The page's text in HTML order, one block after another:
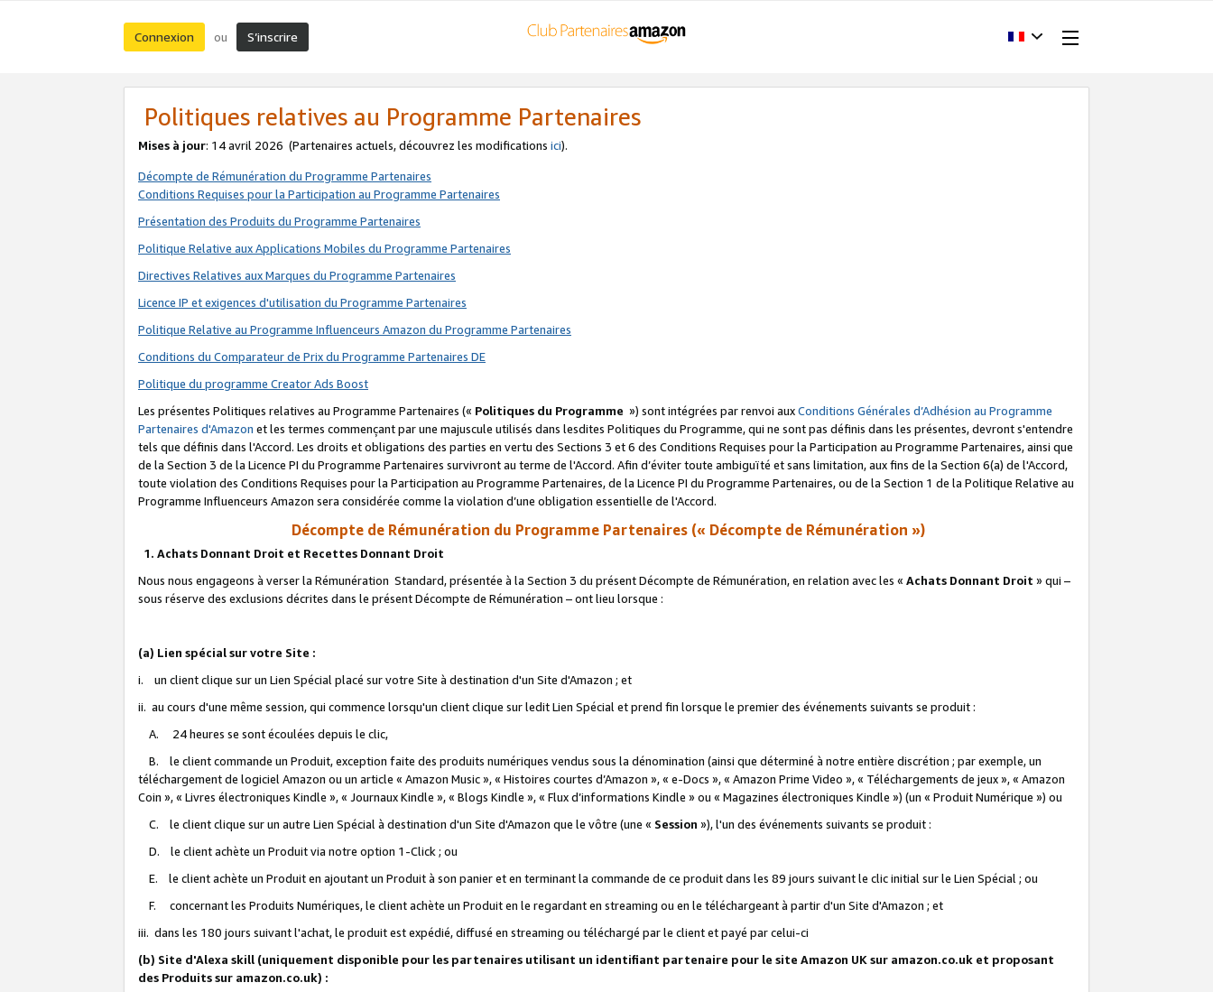
Connexion ou S’inscrire
Politiques relatives au Programme Partenaires
Mises à jour: 14 avril 2026 (Partenaires actuels, découvrez les modifications ici).
Décompte de Rémunération du Programme Partenaires
Conditions Requises pour la Participation au Programme Partenaires
Présentation des Produits du Programme Partenaires
Politique Relative aux Applications Mobiles du Programme Partenaires
Directives Relatives aux Marques du Programme Partenaires
Licence IP et exigences d'utilisation du Programme Partenaires
Politique Relative au Programme Influenceurs Amazon du Programme Partenaires
Conditions du Comparateur de Prix du Programme Partenaires DE
Politique du programme Creator Ads Boost
Les présentes Politiques relatives au Programme Partenaires (« Politiques du Programme ») sont intégrées par renvoi auxConditions Générales d’Adhésion au Programme
Partenaires d'Amazon et les termes commençant par une majuscule utilisés dans lesdites Politiques du Programme, qui ne sont pas définis dans les présentes, devront s'entendre
tels que définis dans l'Accord. Les droits et obligations des parties en vertu des Sections 3 et 6 des Conditions Requises pour la Participation au Programme Partenaires, ainsi que
de la Section 3 de la Licence PI du Programme Partenaires survivront au terme de l'Accord. Afin d’éviter toute ambiguïté et sans limitation, aux fins de la Section 6(a) de l'Accord,
toute violation des Conditions Requises pour la Participation au Programme Partenaires, de la Licence PI du Programme Partenaires, ou de la Section 1 de la Politique Relative au
Programme Influenceurs Amazon sera considérée comme la violation d’une obligation essentielle de l'Accord.
Décompte de Rémunération du Programme Partenaires (« Décompte de Rémunération »)
1. Achats Donnant Droit et Recettes Donnant Droit
Nous nous engageons à verser la Rémunération Standard, présentée à la Section 3 du présent Décompte de Rémunération, en relation avec les « Achats Donnant Droit » qui –
sous réserve des exclusions décrites dans le présent Décompte de Rémunération – ont lieu lorsque :
(a) Lien spécial sur votre Site :
i. un client clique sur un Lien Spécial placé sur votre Site à destination d'un Site d'Amazon ; et
ii. au cours d'une même session, qui commence lorsqu'un client clique sur ledit Lien Spécial et prend fin lorsque le premier des événements suivants se produit :
A. 24 heures se sont écoulées depuis le clic,
B. le client commande un Produit, exception faite des produits numériques vendus sous la dénomination (ainsi que déterminé à notre entière discrétion ; par exemple, un
téléchargement de logiciel Amazon ou un article « Amazon Music », « Histoires courtes d’Amazon », « e-Docs », « Amazon Prime Video », « Téléchargements de jeux », « Amazon
Coin », « Livres électroniques Kindle », « Journaux Kindle », « Blogs Kindle », « Flux d’informations Kindle » ou « Magazines électroniques Kindle ») (un « Produit Numérique ») ou
C. le client clique sur un autre Lien Spécial à destination d'un Site d'Amazon que le vôtre (une « Session »), l'un des événements suivants se produit :
D. le client achète un Produit via notre option 1-Click ; ou
E. le client achète un Produit en ajoutant un Produit à son panier et en terminant la commande de ce produit dans les 89 jours suivant le clic initial sur le Lien Spécial ; ou
F. concernant les Produits Numériques, le client achète un Produit en le regardant en streaming ou en le téléchargeant à partir d'un Site d'Amazon ; et
iii. dans les 180 jours suivant l'achat, le produit est expédié, diffusé en streaming ou téléchargé par le client et payé par celui-ci
(b) Site d'Alexa skill (uniquement disponible pour les partenaires utilisant un identifiant partenaire pour le site Amazon UK sur amazon.co.uk et proposant
des Produits sur amazon.co.uk) :